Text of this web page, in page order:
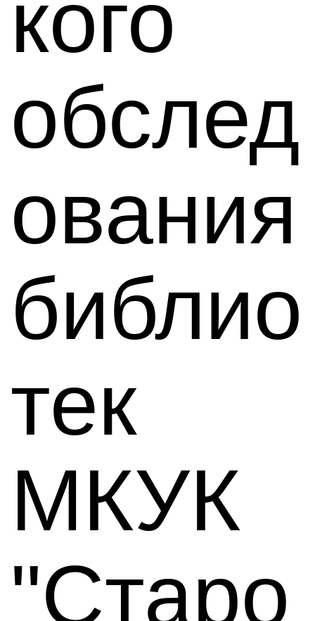
кого
обслед
ования
библио
тек
МКУК
"Старо